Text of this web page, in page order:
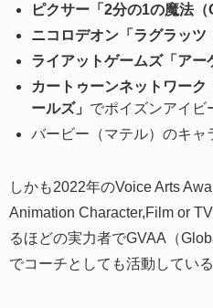
ピクサー「2分の1の魔法（
ニコロデオン「ラグラッツ
ライアットゲームズ「アー
カートゥーンネットワー
ールズ」 でポイズンアイビ
バービー（マテル）のキャ
しかも2022年のVoice Arts
Animation Character,Film or
るほどの実力者でGVAA（
でコーチとしても活動してい